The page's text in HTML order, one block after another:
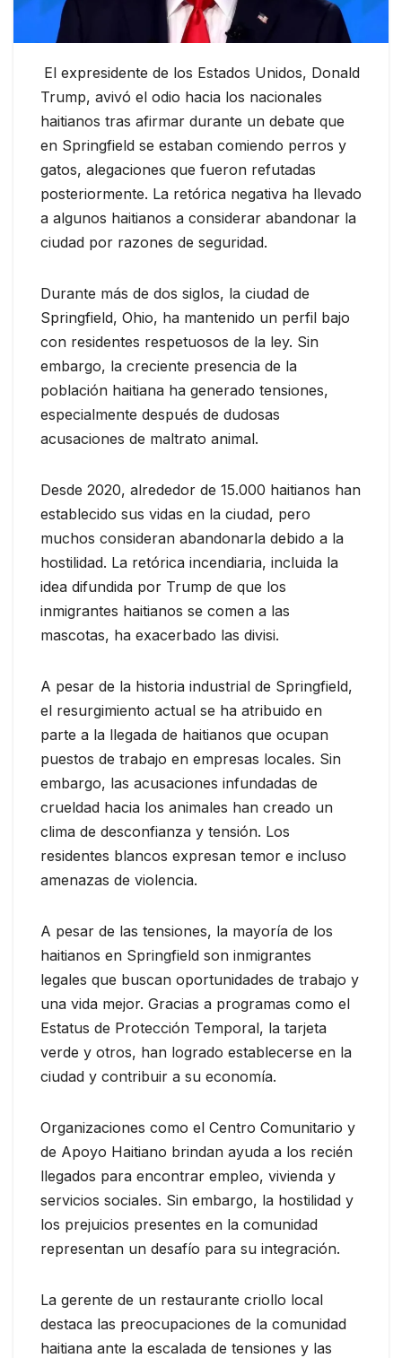
El expresidente de los Estados Unidos, Donald
Trump, avivó el odio hacia los nacionales
haitianos tras afirmar durante un debate que
en Springfield se estaban comiendo perros y
gatos, alegaciones que fueron refutadas
posteriormente. La retórica negativa ha llevado
a algunos haitianos a considerar abandonar la
ciudad por razones de seguridad.
Durante más de dos siglos, la ciudad de
Springfield, Ohio, ha mantenido un perfil bajo
con residentes respetuosos de la ley. Sin
embargo, la creciente presencia de la
población haitiana ha generado tensiones,
especialmente después de dudosas
acusaciones de maltrato animal.
Desde 2020, alrededor de 15.000 haitianos han
establecido sus vidas en la ciudad, pero
muchos consideran abandonarla debido a la
hostilidad. La retórica incendiaria, incluida la
idea difundida por Trump de que los
inmigrantes haitianos se comen a las
mascotas, ha exacerbado las divisi.
A pesar de la historia industrial de Springfield,
el resurgimiento actual se ha atribuido en
parte a la llegada de haitianos que ocupan
puestos de trabajo en empresas locales. Sin
embargo, las acusaciones infundadas de
crueldad hacia los animales han creado un
clima de desconfianza y tensión. Los
residentes blancos expresan temor e incluso
amenazas de violencia.
A pesar de las tensiones, la mayoría de los
haitianos en Springfield son inmigrantes
legales que buscan oportunidades de trabajo y
una vida mejor. Gracias a programas como el
Estatus de Protección Temporal, la tarjeta
verde y otros, han logrado establecerse en la
ciudad y contribuir a su economía.
Organizaciones como el Centro Comunitario y
de Apoyo Haitiano brindan ayuda a los recién
llegados para encontrar empleo, vivienda y
servicios sociales. Sin embargo, la hostilidad y
los prejuicios presentes en la comunidad
representan un desafío para su integración.
La gerente de un restaurante criollo local
destaca las preocupaciones de la comunidad
haitiana ante la escalada de tensiones y las